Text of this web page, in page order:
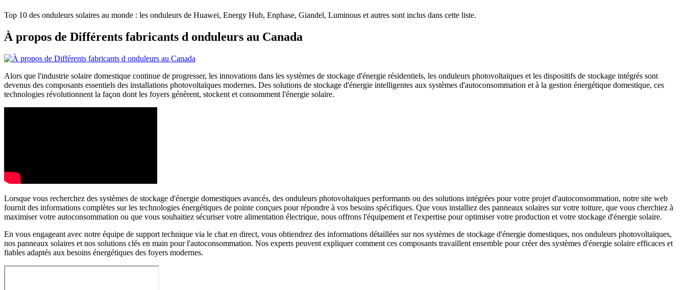
Top 10 des onduleurs solaires au monde : les onduleurs de Huawei, Energy Hub, Enphase, Giandel, Luminous et autres sont inclus dans cette liste.
À propos de Différents fabricants d onduleurs au Canada
Alors que l'industrie solaire domestique continue de progresser, les innovations dans les systèmes de stockage d'énergie résidentiels, les onduleurs photovoltaïques et les dispositifs de stockage intégrés sont
devenus des composants essentiels des installations photovoltaïques modernes. Des solutions de stockage d'énergie intelligentes aux systèmes d'autoconsommation et à la gestion énergétique domestique, ces
technologies révolutionnent la façon dont les foyers génèrent, stockent et consomment l'énergie solaire.
Lorsque vous recherchez des systèmes de stockage d'énergie domestiques avancés, des onduleurs photovoltaïques performants ou des solutions intégrées pour votre projet d'autoconsommation, notre site web
fournit des informations complètes sur les technologies énergétiques de pointe conçues pour répondre à vos besoins spécifiques. Que vous installiez des panneaux solaires sur votre toiture, que vous cherchiez à
maximiser votre autoconsommation ou que vous souhaitiez sécuriser votre alimentation électrique, nous offrons l'équipement et l'expertise pour optimiser votre production et votre stockage d'énergie solaire.
En vous engageant avec notre équipe de support technique via le chat en direct, vous obtiendrez des informations détaillées sur nos systèmes de stockage d'énergie domestiques, nos onduleurs photovoltaïques,
nos panneaux solaires et nos solutions clés en main pour l'autoconsommation. Nos experts peuvent expliquer comment ces composants travaillent ensemble pour créer des systèmes d'énergie solaire efficaces et
fiables adaptés aux besoins énergétiques des foyers modernes.